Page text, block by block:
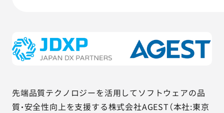
会社情報
サービス詳細資料 見積・お問い合わせ
先端品質テクノロジーを活用してソフトウェアの品
質・安全性向上を支援する株式会社AGEST（本社:東京